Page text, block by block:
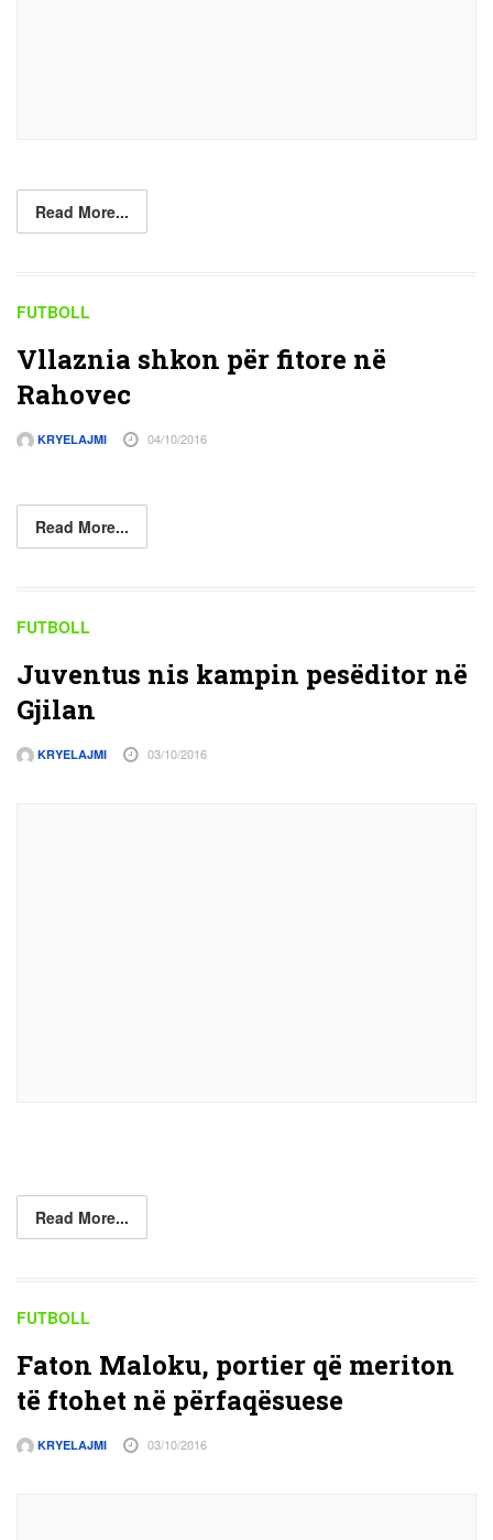
Read More...
FUTBOLL
Vllaznia shkon për fitore në
Rahovec
KRYELAJMI 04/10/2016
Read More...
FUTBOLL
Juventus nis kampin pesëditor në
Gjilan
KRYELAJMI 03/10/2016
Read More...
FUTBOLL
Faton Maloku, portier që meriton
të ftohet në përfaqësuese
KRYELAJMI 03/10/2016